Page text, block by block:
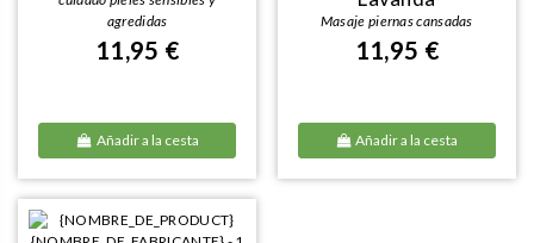
agredidas
11,95 €
Añadir a la cesta
Masaje piernas cansadas
11,95 €
Añadir a la cesta